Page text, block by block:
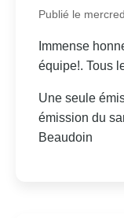
Publié le
Immense
équipe!. Tous
Une seule
émission du
Beaudoin